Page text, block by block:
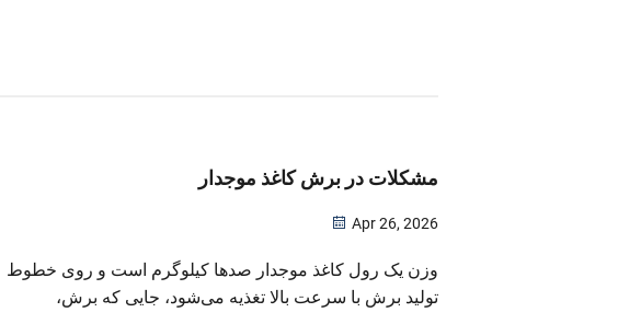
مشکلات در برش کاغذ موجدار
Apr 26, 2026
وزن یک رول کاغذ موجدار صدها کیلوگرم است و روی خطوط
تولید برش با سرعت بالا تغذیه می‌شود، جایی که برش،